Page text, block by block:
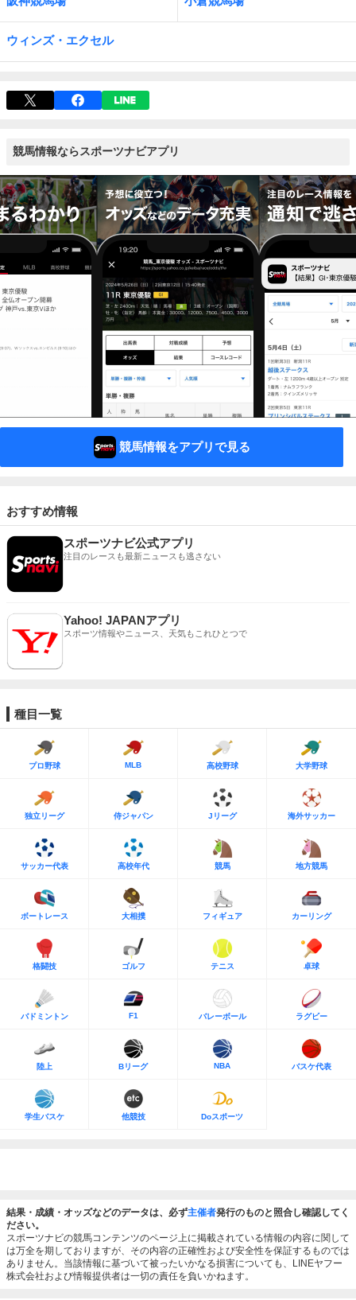
ウィンズ・エクセル
競馬情報ならスポーツナビアプリ
競馬情報をアプリで見る
おすすめ情報
スポーツナビ公式アプリ
注目のレースも最新ニュースも逃さない
Yahoo! JAPANアプリ
スポーツ情報やニュース、天気もこれひとつで
種目一覧
プロ野球 MLB 高校野球 大学野球
独立リーグ 侍ジャパン Jリーグ 海外サッカー
サッカー代表 高校年代 競馬 地方競馬
ボートレース 大相撲 フィギュア カーリング
格闘技 ゴルフ テニス 卓球
バドミントン F1 バレーボール ラグビー
陸上 Bリーグ NBA バスケ代表
学生バスケ 他競技 Doスポーツ
結果・成績・オッズなどのデータは、必ず主催者発行のものと照合し確認してく
ださい。
スポーツナビの競馬コンテンツのページ上に掲載されている情報の内容に関して
は万全を期しておりますが、その内容の正確性および安全性を保証するものでは
ありません。当該情報に基づいて被ったいかなる損害についても、LINEヤフー
株式会社および情報提供者は一切の責任を負いかねます。